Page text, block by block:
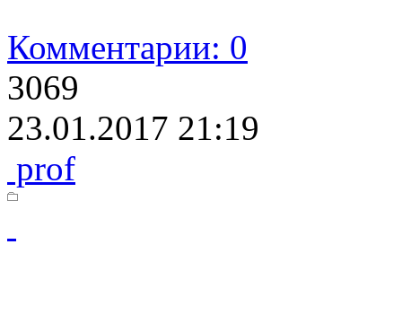
Комментарии: 0
3069
23.01.2017 21:19
prof